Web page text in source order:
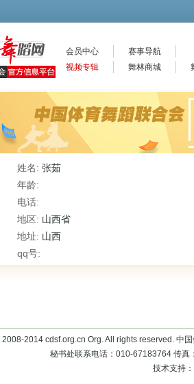
会员中心
赛事导航
视频专辑
舞林商城
姓名: 张茹
年龄:
电话:
地区: 山西省
地址: 山西
qq号:
2014 cdsf.org.cn Org. All rights reserved. 中
秘书处联系电话：010-67183764 传
技术支持